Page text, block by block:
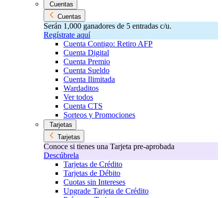
Cuentas
Cuentas
Serán 1,000 ganadores de 5 entradas c/u.
Regístrate aquí
Cuenta Contigo: Retiro AFP
Cuenta Digital
Cuenta Premio
Cuenta Sueldo
Cuenta Ilimitada
Wardaditos
Ver todos
Cuenta CTS
Sorteos y Promociones
Tarjetas
Tarjetas
Conoce si tienes una Tarjeta pre-aprobada
Descúbrela
Tarjetas de Crédito
Tarjetas de Débito
Cuotas sin Intereses
Upgrade Tarjeta de Crédito